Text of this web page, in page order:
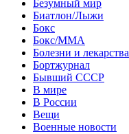
Безумный мир
Биатлон/Лыжи
Бокс
Бокс/MMA
Болезни и лекарства
Бортжурнал
Бывший СССР
В мире
В России
Вещи
Военные новости